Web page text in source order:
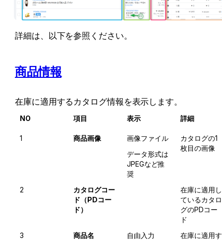
詳細は、以下を参照ください。
商品情報
在庫に適用するカタログ情報を表示します。
NO 項目 表示 詳細
1 商品画像
画像ファイル
データ形式は
JPEGなど推
奨
カタログの1
枚目の画像
2
カタログコー
ド（PDコー
ド）
在庫に適用し
ているカタロ
グのPDコー
ド
3
商品名
自由入力
在庫に適用す